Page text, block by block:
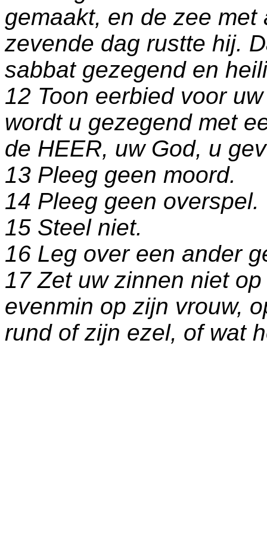
gemaakt, en de zee
zevende dag rustte hij.
sabbat gezegend en
12 Toon eerbied voor
wordt u gezegend met
de HEER, uw God, u
13 Pleeg geen moord.
14 Pleeg geen overspel.
15 Steel niet.
16 Leg over een ander
17 Zet uw zinnen niet
evenmin op zijn vrouw,
rund of zijn ezel, of wat